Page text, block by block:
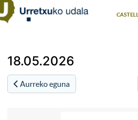
18.05.2026
Aurreko eguna